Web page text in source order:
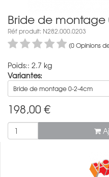
Bride de montage
Réf produit: N282.000.0203
(0 Opinions
Poids:: 2.7 kg
Variantes:
Bride de montage 0-2-4cm
198,00 €